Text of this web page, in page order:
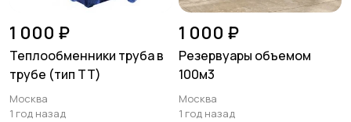
1 000 ₽
Теплообменники труба в
трубе (тип ТТ)
Москва
1 год назад
1 000 ₽
Резервуары объемом
100м3
Москва
1 год назад